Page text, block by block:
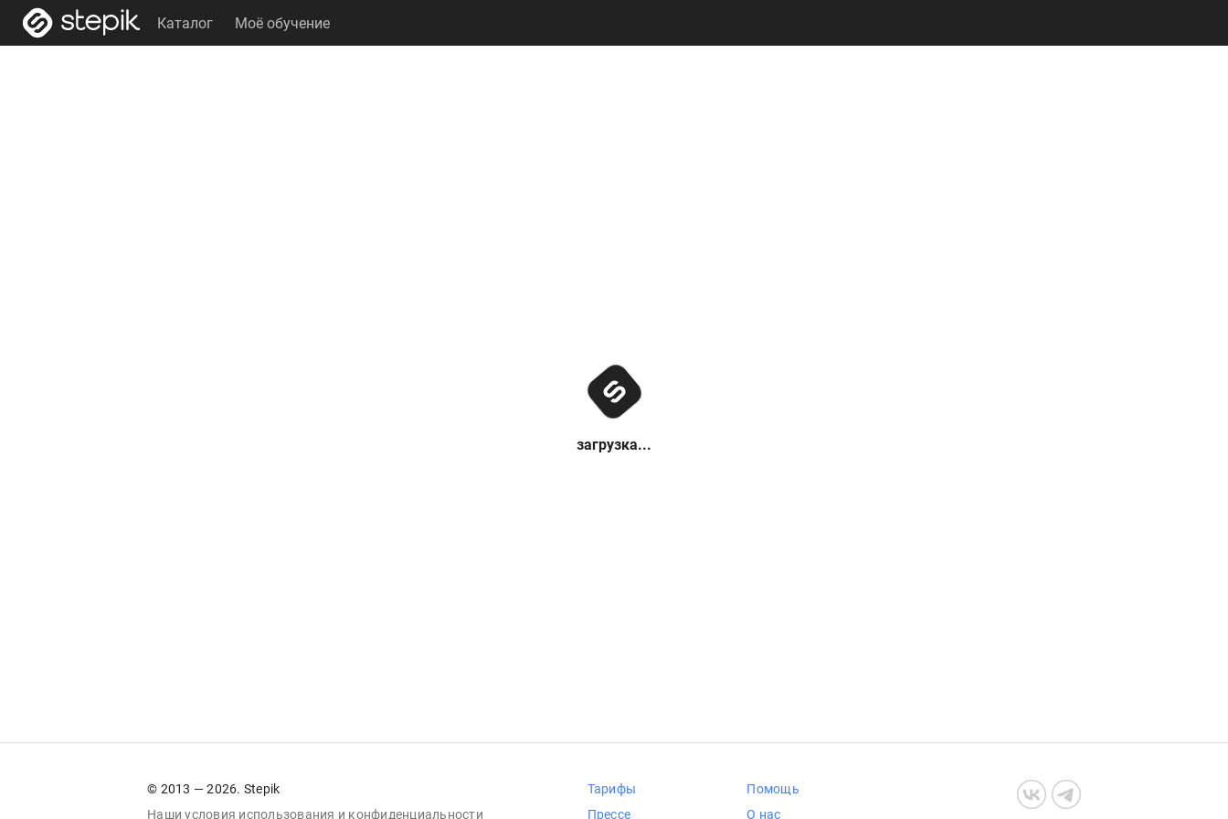
Каталог Моё обучение
загрузка...
© 2013 — 2026. Stepik
Наши условия использования и конфиденциальности
Тарифы
Прессе
Помощь
О нас